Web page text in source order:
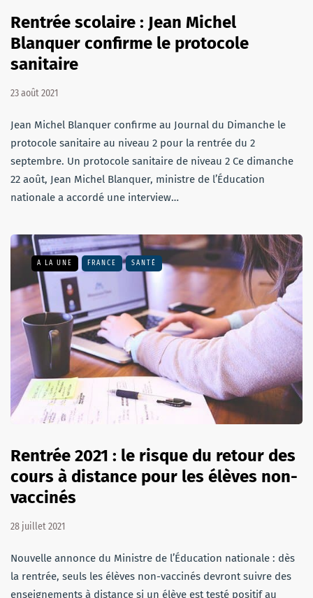
Rentrée scolaire : Jean Michel
Blanquer confirme le protocole
sanitaire
23 août 2021
Jean Michel Blanquer confirme au Journal du Dimanche le
protocole sanitaire au niveau 2 pour la rentrée du 2
septembre. Un protocole sanitaire de niveau 2 Ce dimanche
22 août, Jean Michel Blanquer, ministre de l’Éducation
nationale a accordé une interview…
A LA UNE FRANCE SANTÉ
Rentrée 2021 : le risque du retour des
cours à distance pour les élèves non-
vaccinés
28 juillet 2021
Nouvelle annonce du Ministre de l’Éducation nationale : dès
la rentrée, seuls les élèves non-vaccinés devront suivre des
enseignements à distance si un élève est testé positif au